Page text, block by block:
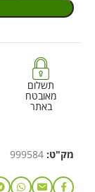
תשלום
מאובטח
באתר
מק"ט: 999584